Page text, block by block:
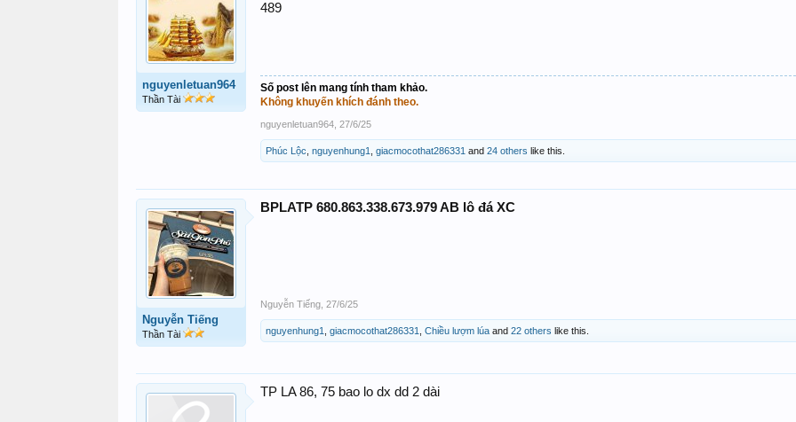
nguyenletuan964
Thần Tài
489
Số post lên mang tính tham khảo.
Không khuyến khích đánh theo.
nguyenletuan964 27/6/25
Phúc Lộc nguyenhung1 giacmocothat286331 and 24 others like this.
Nguyễn Tiếng
Thần Tài
BPLATP 680.863.338.673.979 AB lô đá XC
Nguyễn Tiếng 27/6/25
nguyenhung1 giacmocothat286331 Chiều lượm lúa and 22 others like this.
TP LA 86, 75 bao lo dx dd 2 dài